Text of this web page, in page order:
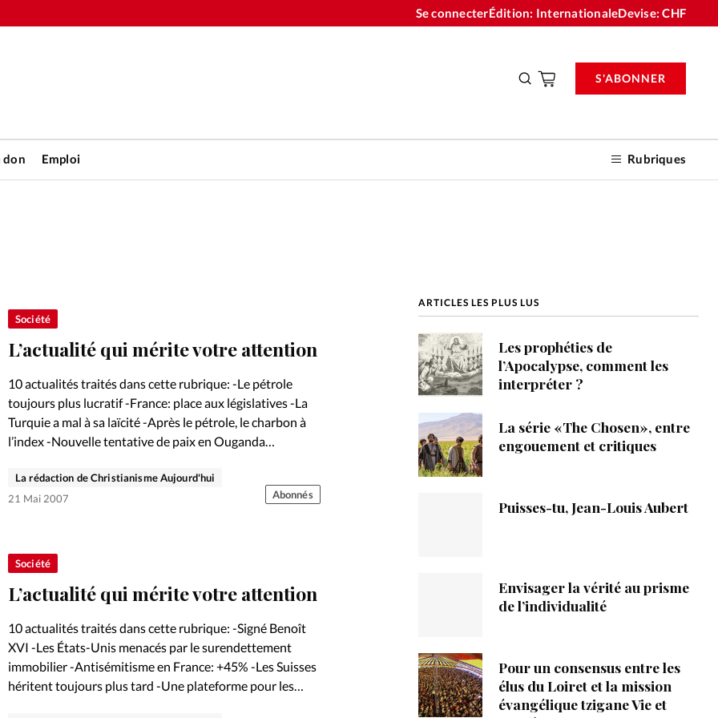
Se connecterÉdition: InternationaleDevise:CHF
don Emploi Rubriques
S'ABONNER
Foi
Opinions
La boutique
À propos
Mon compte
Emploi
Société
L’actualité qui mérite votre attention
10 actualités traités dans cette rubrique: -Le pétrole
toujours plus lucratif -France: place aux législatives -La
Turquie a mal à sa laïcité -Après le pétrole, le charbon à
l’index -Nouvelle tentative de paix en Ouganda…
La rédaction de Christianisme Aujourd'hui
21 Mai 2007
Abonnés
Société
L’actualité qui mérite votre attention
10 actualités traités dans cette rubrique: -Signé Benoît
XVI -Les États-Unis menacés par le surendettement
immobilier -Antisémitisme en France: +45% -Les Suisses
héritent toujours plus tard -Une plateforme pour les
ARTICLES LES PLUS LUS
Les prophéties de
l’Apocalypse, comment les
interpréter ?
La série «The Chosen», entre
engouement et critiques
Puisses-tu, Jean-Louis Aubert
Envisager la vérité au prisme
de l’individualité
Pour un consensus entre les
élus du Loiret et la mission
évangélique tzigane Vie et